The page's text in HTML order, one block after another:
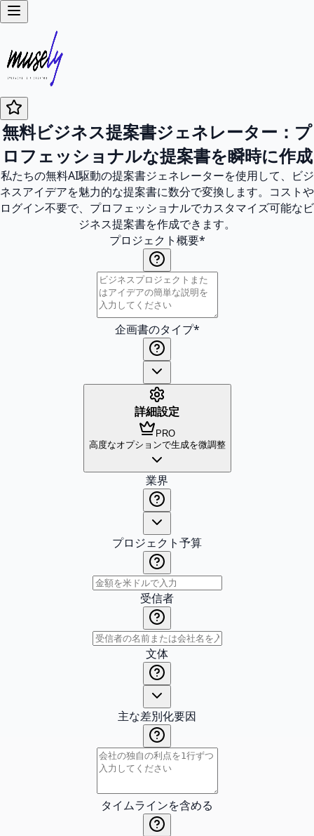
無料ビジネス提案書ジェネレーター：プ
ロフェッショナルな提案書を瞬時に作成
私たちの無料AI駆動の提案書ジェネレーターを使用して、ビジ
ネスアイデアを魅力的な提案書に数分で変換します。コストや
ログイン不要で、プロフェッショナルでカスタマイズ可能なビ
ジネス提案書を作成できます。
プロジェクト概要*
企画書のタイプ*
詳細設定
PRO
高度なオプションで生成を微調整
業界
プロジェクト予算
受信者
文体
主な差別化要因
タイムラインを含める